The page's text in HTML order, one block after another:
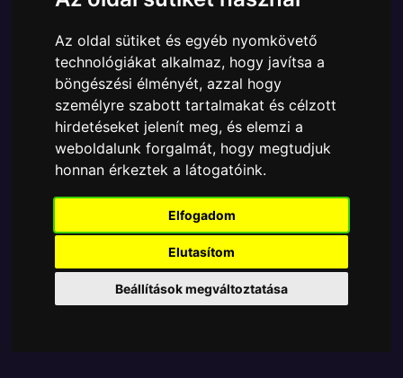
Az oldal sütiket és egyéb nyomkövető
technológiákat alkalmaz, hogy javítsa a
böngészési élményét, azzal hogy
személyre szabott tartalmakat és célzott
hirdetéseket jelenít meg, és elemzi a
weboldalunk forgalmát, hogy megtudjuk
honnan érkeztek a látogatóink.
Elfogadom
Elutasítom
Beállítások megváltoztatása
Ára:6890 Ft
A Funko Bitty POP egyik népszerű terméke a Funko
- Bitty ! Disney Toy Story Forky 4dbos gyűjtői vinyl
karakter szett, amely ablakos csomagolásban azaz -
POP In a Box - várja új gazdáját.
TOVÁBB A VÁSÁRLÁSRA
Tetszik? Osszd meg másokkal!